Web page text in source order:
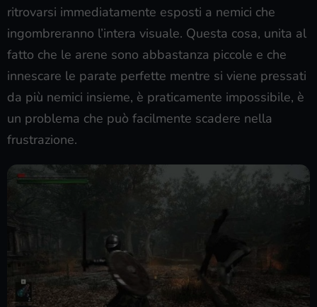
ritrovarsi immediatamente esposti a nemici che
ingombreranno l’intera visuale. Questa cosa, unita al
fatto che le arene sono abbastanza piccole e che
innescare le parate perfette mentre si viene pressati
da più nemici insieme, è praticamente impossibile, è
un problema che può facilmente scadere nella
frustrazione.